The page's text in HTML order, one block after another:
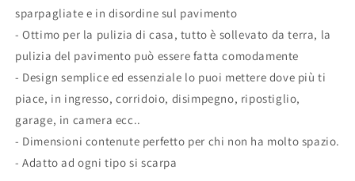
sparpagliate e in disordine sul pavimento
- Ottimo per la pulizia di casa, tutto è sollevato da terra, la
pulizia del pavimento può essere fatta comodamente
- Design semplice ed essenziale lo puoi mettere dove più ti
piace, in ingresso, corridoio, disimpegno, ripostiglio,
garage, in camera ecc..
- Dimensioni contenute perfetto per chi non ha molto spazio.
- Adatto ad ogni tipo si scarpa